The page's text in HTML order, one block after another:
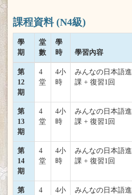
課程資料 (N4級)
學
期
堂
數
學
時
學習內容
第
12
期
4
堂
4小
時
みんなの日本語進
課 + 復習1回
第
13
期
4
堂
4小
時
みんなの日本語進
課 + 復習1回
第
14
期
4
堂
4小
時
みんなの日本語進
課 + 復習1回
第
4
4小
みんなの日本語進